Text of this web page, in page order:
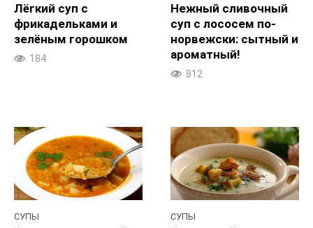
Лёгкий суп с
фрикадельками и
зелёным горошком
184
Нежный сливочный
суп с лососем по-
норвежски: сытный и
ароматный!
812
СУПЫ СУПЫ